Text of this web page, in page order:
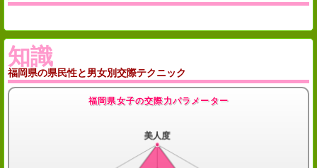
知識
福岡県の県民性と男女別交際テクニック
福岡県女子の交際力パラメーター